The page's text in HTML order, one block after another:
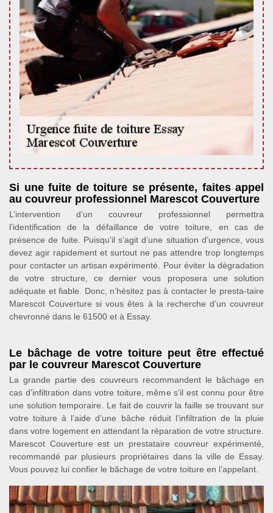
Si une fuite de toiture se présente, faites appel
au couvreur professionnel Marescot Couverture
L’intervention d’un couvreur professionnel permettra
l’identification de la défaillance de votre toiture, en cas de
présence de fuite. Puisqu’il s’agit d’une situation d’urgence, vous
devez agir rapidement et surtout ne pas attendre trop longtemps
pour contacter un artisan expérimenté. Pour éviter la dégradation
de votre structure, ce dernier vous proposera une solution
adéquate et fiable. Donc, n’hésitez pas à contacter le presta-taire
Marescot Couverture si vous êtes à la recherche d’un couvreur
chevronné dans le 61500 et à Essay.
Le bâchage de votre toiture peut être effectué
par le couvreur Marescot Couverture
La grande partie des couvreurs recommandent le bâchage en
cas d’infiltration dans votre toiture, même s’il est connu pour être
une solution temporaire. Le fait de couvrir la faille se trouvant sur
votre toiture à l’aide d’une bâche réduit l’infiltration de la pluie
dans votre logement en attendant la réparation de votre structure.
Marescot Couverture est un prestataire couvreur expérimenté,
recommandé par plusieurs propriétaires dans la ville de Essay.
Vous pouvez lui confier le bâchage de votre toiture en l’appelant.